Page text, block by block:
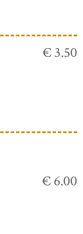
€ 3.50
€ 6.00